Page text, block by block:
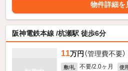
物件詳細を
阪神電鉄本線 /杭瀬駅 徒歩6分
11万円 （管理費不要）
敷/礼 不要/2.0ヶ月 使